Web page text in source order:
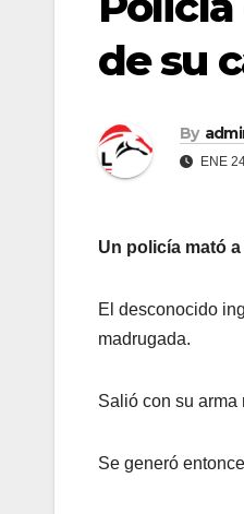
de su
By
ENE
Un policía mató
El desconocido
madrugada.
Salió con su arma
Se generó